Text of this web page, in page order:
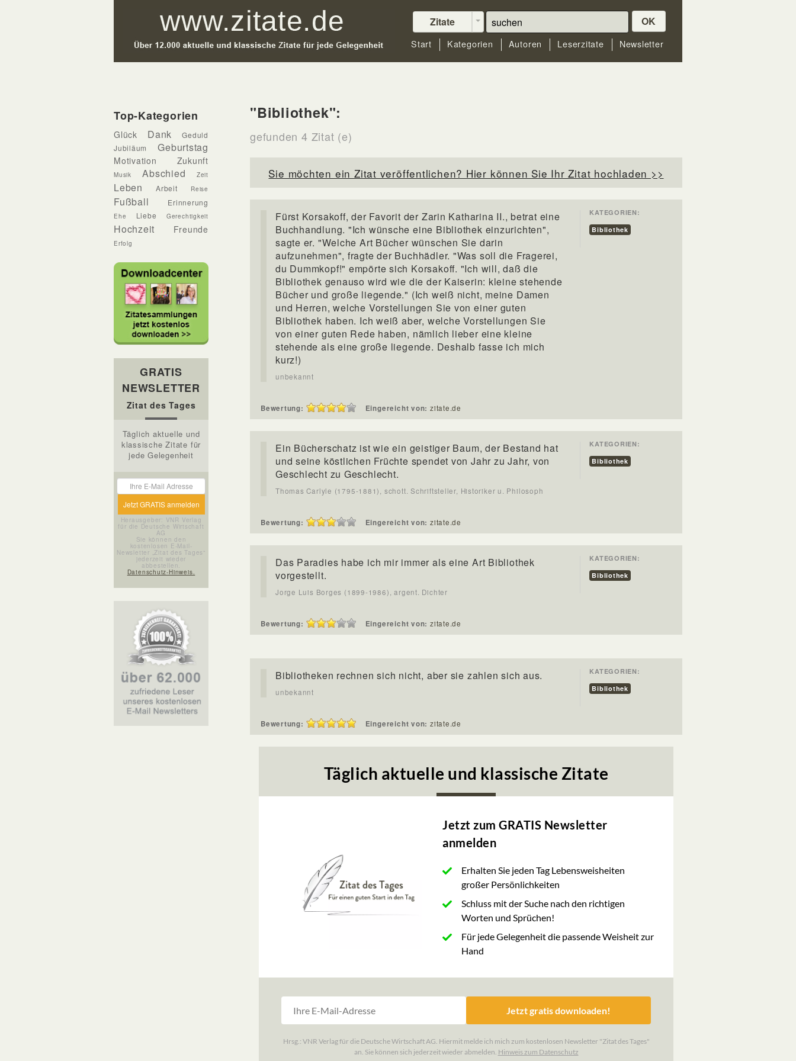
Zitate OK
Start Kategorien Autoren Leserzitate Newsletter
Top-Kategorien
Glück Dank
Geduld
Jubiläum
Geburtstag
Motivation Zukunft
Musik Abschied Zeit
Leben Arbeit Reise
Fußball Erinnerung
Ehe Liebe Gerechtigkeit
Hochzeit Freunde
Erfolg
GRATIS
NEWSLETTER
Zitat des Tages
Täglich aktuelle und
klassische Zitate für
jede Gelegenheit
Herausgeber: VNR Verlag
für die Deutsche Wirtschaft
AG
Sie können den
kostenlosen E-Mail-
Newsletter „Zitat des Tages“
jederzeit wieder
abbestellen.
Datenschutz-Hinweis.
"Bibliothek":
gefunden 4 Zitat (e)
Sie möchten ein Zitat veröffentlichen? Hier können Sie Ihr Zitat hochladen >>
Fürst Korsakoff, der Favorit der Zarin Katharina II., betrat eine
Buchhandlung. "Ich wünsche eine Bibliothek einzurichten",
sagte er. "Welche Art Bücher wünschen Sie darin
aufzunehmen", fragte der Buchhädler. "Was soll die Fragerei,
du Dummkopf!" empörte sich Korsakoff. "Ich will, daß die
Bibliothek genauso wird wie die der Kaiserin: kleine stehende
Bücher und große liegende." (Ich weiß nicht, meine Damen
und Herren, welche Vorstellungen Sie von einer guten
Bibliothek haben. Ich weiß aber, welche Vorstellungen Sie
von einer guten Rede haben, nämlich lieber eine kleine
stehende als eine große liegende. Deshalb fasse ich mich
kurz!)
unbekannt
KATEGORIEN:
Bibliothek
Bewertung: Eingereicht von: zitate.de
Ein Bücherschatz ist wie ein geistiger Baum, der Bestand hat
und seine köstlichen Früchte spendet von Jahr zu Jahr, von
Geschlecht zu Geschlecht.
Thomas Carlyle (1795-1881), schott. Schriftsteller, Historiker u. Philosoph
KATEGORIEN:
Bibliothek
Bewertung: Eingereicht von: zitate.de
Das Paradies habe ich mir immer als eine Art Bibliothek
vorgestellt.
Jorge Luis Borges (1899-1986), argent. Dichter
KATEGORIEN:
Bibliothek
Bewertung: Eingereicht von: zitate.de
Bibliotheken rechnen sich nicht, aber sie zahlen sich aus.
unbekannt
KATEGORIEN:
Bibliothek
Bewertung: Eingereicht von: zitate.de